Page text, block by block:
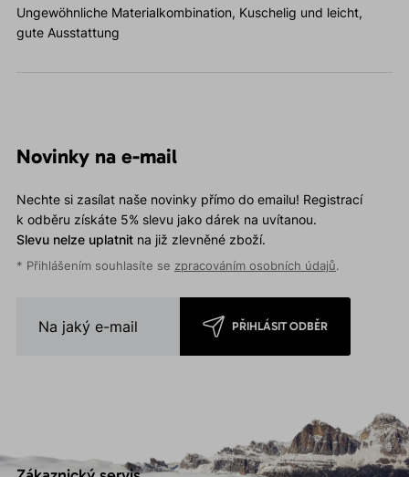
Ungewöhnliche Materialkombination, Kuschelig und leicht,
gute Ausstattung
Novinky na e-mail
Nechte si zasílat naše novinky přímo do emailu! Registrací
k odběru získáte 5% slevu jako dárek na uvítanou.
Slevu nelze uplatnitna již zlevněné zboží.
* Přihlášením souhlasíte se zpracováním osobních údajů.
PŘIHLÁSIT ODBĚR